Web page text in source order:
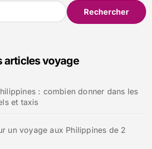
articles voyage
: combien donner dans les
et taxis
un voyage aux Philippines de 2